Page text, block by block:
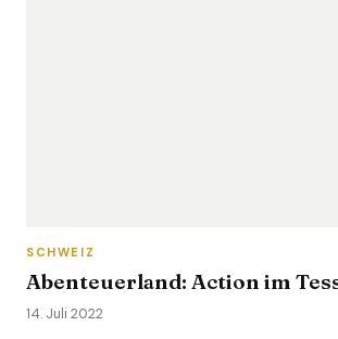
SCHWEIZ
Abenteuerland: Action im
14. Juli 2022